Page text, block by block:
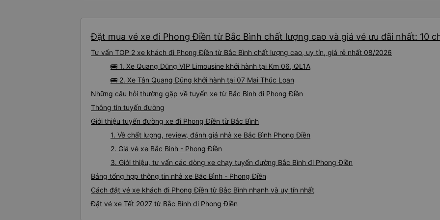
(một mình) yêu luôn.
10/10.
Đặt mua vé xe đi Phong Điền từ Bắc Bình chất lượng cao và giá vé ưu đãi nhất: 10
Tư vấn TOP 2 xe khách đi Phong Điền từ Bắc Bình chất lượng cao, uy tín, giá rẻ nhất 08/2026
🚌 1. Xe Quang Dũng VIP Limousine khởi hành tại Km 06, QL1A
🚌 2. Xe Tân Quang Dũng khởi hành tại 07 Mai Thúc Loan
Những câu hỏi thường gặp về tuyến xe từ Bắc Bình đi Phong Điền
Thông tin tuyến đường
Giới thiệu tuyến đường xe đi Phong Điền từ Bắc Bình
1. Về chất lượng, review, đánh giá nhà xe Bắc Bình Phong Điền
2. Giá vé xe Bắc Bình - Phong Điền
3. Giới thiệu, tư vấn các dòng xe chạy tuyến đường Bắc Bình đi Phong Điền
Bảng tổng hợp thông tin nhà xe Bắc Bình - Phong Điền
Cách đặt vé xe khách đi Phong Điền từ Bắc Bình nhanh và uy tín nhất
Đặt vé xe Tết 2027 từ Bắc Bình đi Phong Điền